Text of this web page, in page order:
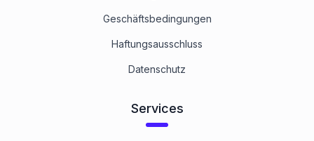
Geschäftsbedingungen
Haftungsausschluss
Datenschutz
Services